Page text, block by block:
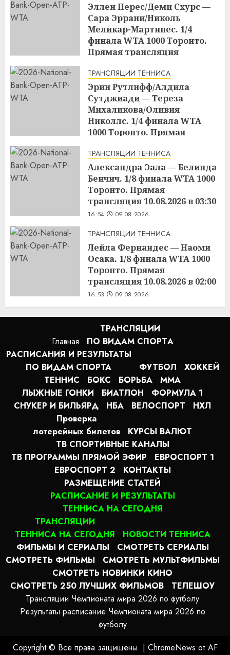
Эллен Перес/Деми Схурс —
Сара Эррани/Николь
Меликар-Мартинес. 1/4
финала WTA 1000 Торонто.
Прямая трансляция
17:03 09.08.2026
ТРАНСЛЯЦИИ ТЕННИСА
Эрин Рутлифф/Алдила
Сутджиади — Тереза
Михаликова/Оливия
Николлс. 1/4 финала WTA
1000 Торонто. Прямая
17:01 09.08.2026
ТРАНСЛЯЦИИ ТЕННИСА
Александра Эала — Белинда
Бенчич. 1/8 финала WTA 1000
Торонто. Прямая
трансляция 10.08.2026 в 03:30
16:54 09.08.2026
ТРАНСЛЯЦИИ ТЕННИСА
Лейла Фернандес — Наоми
Осака. 1/8 финала WTA 1000
Торонто. Прямая
трансляция 10.08.2026 в 02:00
16:53 09.08.2026
Главная
ТРАНСЛЯЦИИ
ПО ВИДАМ СПОРТA
РАСПИСАНИЯ И РЕЗУЛЬТАТЫ
ПО ВИДАМ СПОРТА
ФУТБОЛ
ХОККЕЙ
ТЕННИС
БОКС БОРЬБА
MMA
ЛЫЖНЫЕ ГОНКИ
БИАТЛОН
ФОРМУЛА 1
СНУКЕР И БИЛЬЯРД
НБА ВЕЛОСПОРТ
НХЛ
Проверка
лотерейных билетов
КУРСЫ ВАЛЮТ
ТВ СПОРТИВНЫЕ КАНАЛЫ
ТВ ПРОГРАММЫ ПРЯМОЙ ЭФИР
ЕВРОСПОРТ 1
ЕВРОСПОРТ 2
КОНТАКТЫ
РАЗМЕЩЕНИЕ СТАТЕЙ
РАСПИСАНИЕ И РЕЗУЛЬТАТЫ
ТЕННИСА НА СЕГОДНЯ
ТРАНСЛЯЦИИ
ТЕННИСА НА СЕГОДНЯ
НОВОСТИ ТЕННИСА
ФИЛЬМЫ И СЕРИАЛЫ
СМОТРЕТЬ СЕРИАЛЫ
СМОТРЕТЬ ФИЛЬМЫ
СМОТРЕТЬ МУЛЬТФИЛЬМЫ
СМОТРЕТЬ НОВИНКИ КИНО
СМОТРЕТЬ 250 ЛУЧШИХ ФИЛЬМОВ
ТЕЛЕШОУ
Трансляции Чемпионата мира 2026 по футболу
Результаты расписание Чемпионата мира 2026 по
футболу
Copyright © Все права защищены. | ChromeNews от AF